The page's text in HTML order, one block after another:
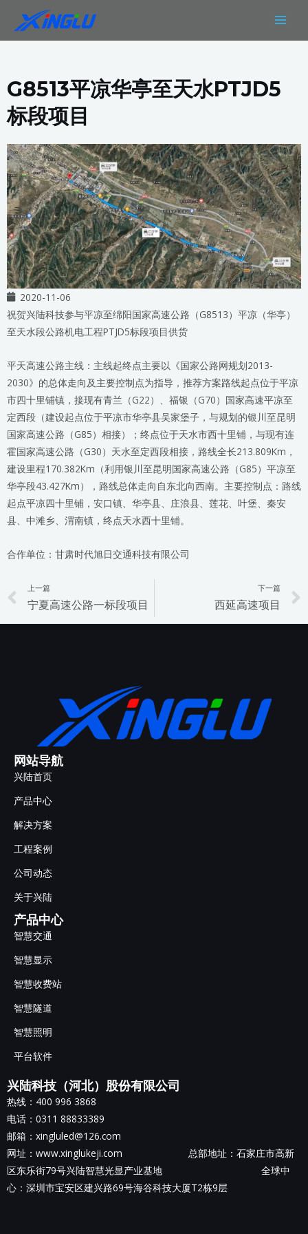
内
G8513平凉华亭至天水PTJD5
标段项目
2020-11-06
祝贺兴陆科技参与平凉至绵阳国家高速公路（G8513）平凉（华亭）
至天水段公路机电工程PTJD5标段项目供货
平天高速公路主线：主线起终点主要以《国家公路网规划2013-
2030》的总体走向及主要控制点为指导，推荐方案路线起点位于平凉
市四十里铺镇，接现有青兰（G22）、福银（G70）国家高速平凉至
定西段（建设起点位于平凉市华亭县吴家堡子，与规划的银川至昆明
国家高速公路（G85）相接）；终点位于天水市西十里铺，与现有连
霍国家高速公路（G30）天水至定西段相接，路线全长213.809Km，
建设里程170.382Km（利用银川至昆明国家高速公路（G85）平凉至
华亭段43.427Km），路线总体走向自东北向西南。主要控制点：路线
起点平凉四十里铺，安口镇、华亭县、庄浪县、莲花、叶堡、秦安
县、中滩乡、渭南镇，终点天水西十里铺。
合作单位：甘肃时代旭日交通科技有限公司
Prev
上一篇
宁夏高速公路一标段项目
下一篇
西延高速项目
网站导航
兴陆首页
产品中心
解决方案
工程案例
公司动态
关于兴陆
产品中心
智慧交通
智慧显示
智慧收费站
智慧隧道
智慧照明
平台软件
兴陆科技（河北）股份有限公司
热线：400 996 3868
电话：0311 88833389
邮箱：xingluled@126.com
网址：www.xinglukeji.com 总部地址： 石家庄市高新
区东乐街79号兴陆智慧光显产业基地 全球中
心：深圳市宝安区建兴路69号海谷科技大厦T2栋9层